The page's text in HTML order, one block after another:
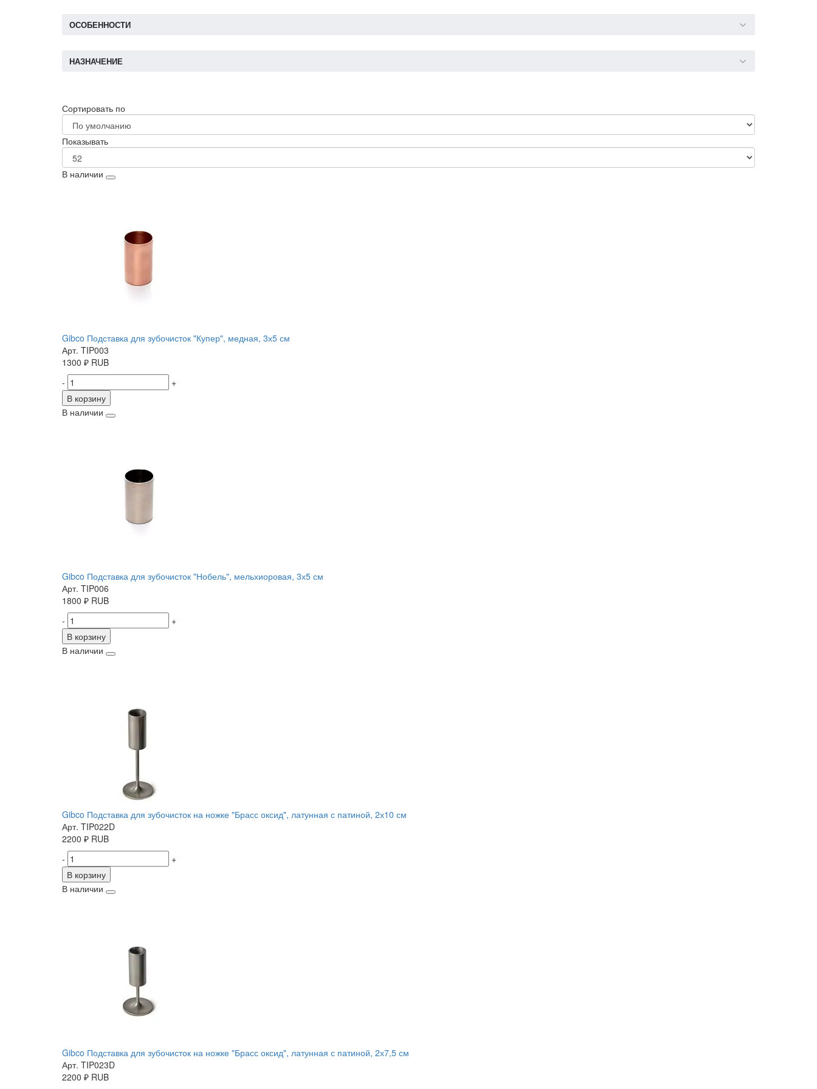
ОСОБЕННОСТИ
НАЗНАЧЕНИЕ
Сортировать по
Показывать
В наличии
Gibco Подставка для зубочисток "Купер", медная, 3х5 см
Арт. TIP003
1300 ₽ RUB
-
+
В корзину
В наличии
Gibco Подставка для зубочисток "Нобель", мельхиоровая, 3х5 см
Арт. TIP006
1800 ₽ RUB
-
+
В корзину
В наличии
Gibco Подставка для зубочисток на ножке "Брасс оксид", латунная с патиной, 2х10 см
Арт. TIP022D
2200 ₽ RUB
-
+
В корзину
В наличии
Gibco Подставка для зубочисток на ножке "Брасс оксид", латунная с патиной, 2х7,5 см
Арт. TIP023D
2200 ₽ RUB